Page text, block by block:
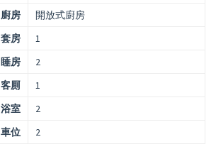
廚房
開放式廚房
套房
1
睡房
2
客厠
1
浴室
2
車位
2